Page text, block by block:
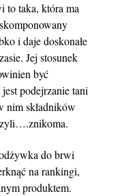
to taka, która ma
i daje doskonałe
Jej stosunek
być
podejrzanie tani
nim składników
do brwi
na rankingi,
produktem.